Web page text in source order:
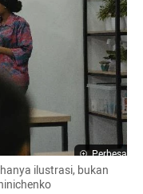
Perbesar
ilustrasi, bukan